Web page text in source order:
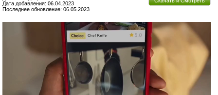
Дата добавления: 06.04.2023
Последнее обновление: 06.05.2023